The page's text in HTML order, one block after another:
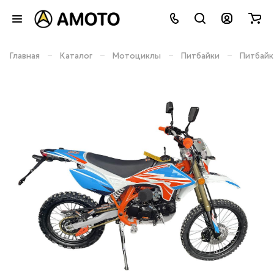
Главная – Каталог – Мотоциклы – Питбайки –